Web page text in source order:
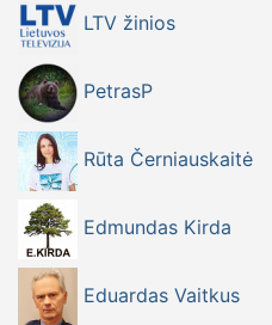
LTV žinios
PetrasP
Rūta Černiauskaitė
Edmundas Kirda
Eduardas Vaitkus